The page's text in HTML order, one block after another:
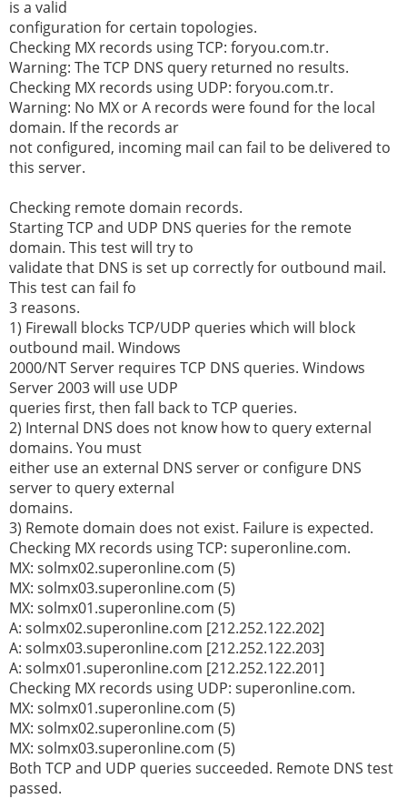
is a valid
configuration for certain topologies.
Checking MX records using TCP: foryou.com.tr.
Warning: The TCP DNS query returned no results.
Checking MX records using UDP: foryou.com.tr.
Warning: No MX or A records were found for the local
domain. If the records ar
not configured, incoming mail can fail to be delivered to
this server.
Checking remote domain records.
Starting TCP and UDP DNS queries for the remote
domain. This test will try to
validate that DNS is set up correctly for outbound mail.
This test can fail fo
3 reasons.
1) Firewall blocks TCP/UDP queries which will block
outbound mail. Windows
2000/NT Server requires TCP DNS queries. Windows
Server 2003 will use UDP
queries first, then fall back to TCP queries.
2) Internal DNS does not know how to query external
domains. You must
either use an external DNS server or configure DNS
server to query external
domains.
3) Remote domain does not exist. Failure is expected.
Checking MX records using TCP: superonline.com.
MX: solmx02.superonline.com (5)
MX: solmx03.superonline.com (5)
MX: solmx01.superonline.com (5)
A: solmx02.superonline.com [212.252.122.202]
A: solmx03.superonline.com [212.252.122.203]
A: solmx01.superonline.com [212.252.122.201]
Checking MX records using UDP: superonline.com.
MX: solmx01.superonline.com (5)
MX: solmx02.superonline.com (5)
MX: solmx03.superonline.com (5)
Both TCP and UDP queries succeeded. Remote DNS test
passed.